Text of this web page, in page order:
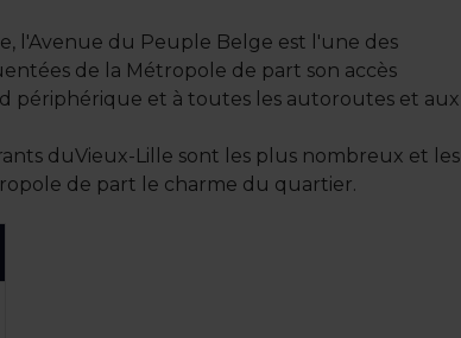
l'Avenue du Peuple Belge est l'une des
de la Métropole de part son accès
périphérique et à toutes les autoroutes et aux
duVieux-Lille sont les plus nombreux et les
de part le charme du quartier.